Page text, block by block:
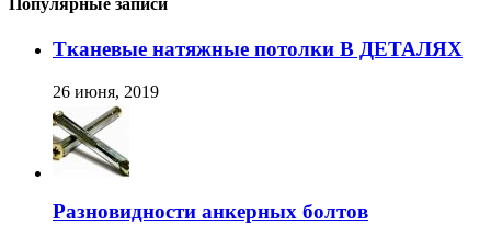
Популярные записи
Тканевые натяжные потолки В ДЕТАЛЯХ
26 июня, 2019
Разновидности анкерных болтов